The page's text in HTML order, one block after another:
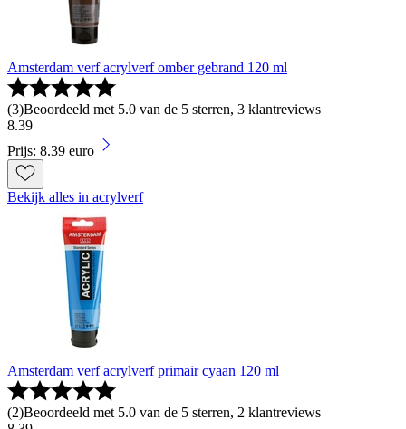
Amsterdam verf acrylverf omber gebrand 120 ml
(3)Beoordeeld met 5.0 van de 5 sterren, 3 klantreviews
8.39
Prijs: 8.39 euro
Bekijk alles in acrylverf
Amsterdam verf acrylverf primair cyaan 120 ml
(2)Beoordeeld met 5.0 van de 5 sterren, 2 klantreviews